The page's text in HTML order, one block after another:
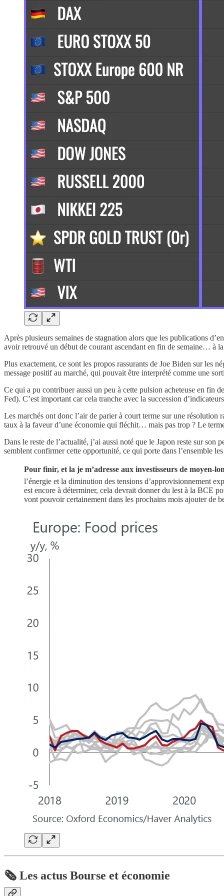
Après plusieurs semaines de stagnation alors que les publications
avoir retrouvé un début de courant ascendant en fin de semaine… à
Plus exactement, ce sont les propos rassurants de Joe Biden sur les
message positif au marché, qui pouvait être interprété comme une
Ce qui a pu contribuer aussi un peu à cette pulsion acheteuse en fin
Fed). C’est important car cela tranche avec la succession
Les marchés ont donc l’air de parier à court terme sur une
taux à la faveur d’une économie qui fléchit… mais pas trop ? Le
Dans le reste de l’actualité, j’ai aussi noté que le Japon reste sur
semblent confirmer cette opportunité, ce qui porte dans l’ensemble
Pour finir, et la je m’adresse aux investisseurs de moyen-
l’énergie et la diminution des tensions d’approvisionnement
est encore à déterminer, cela devrait donner du lest à la BCE
vont pouvoir certainement dans les prochains mois ajouter de
🗞️ Les actus Bourse et économie